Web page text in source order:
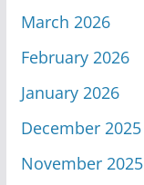
March 2026
February 2026
January 2026
December 2025
November 2025